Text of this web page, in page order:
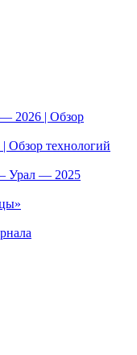
2026 | Обзор
Обзор технологий
Урал — 2025